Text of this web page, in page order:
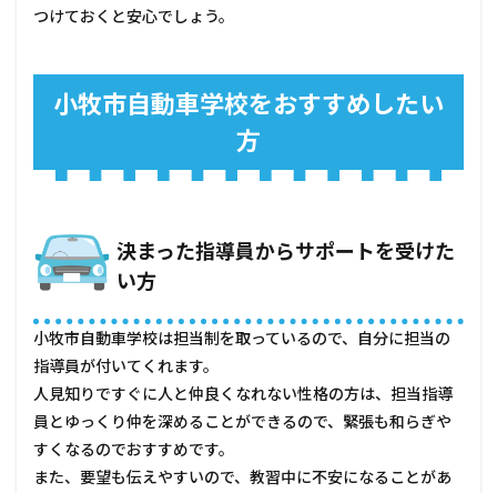
つけておくと安心でしょう。
小牧市自動車学校をおすすめしたい
方
決まった指導員からサポートを受けた
い方
小牧市自動車学校は担当制を取っているので、自分に担当の
指導員が付いてくれます。
人見知りですぐに人と仲良くなれない性格の方は、担当指導
員とゆっくり仲を深めることができるので、緊張も和らぎや
すくなるのでおすすめです。
また、要望も伝えやすいので、教習中に不安になることがあ